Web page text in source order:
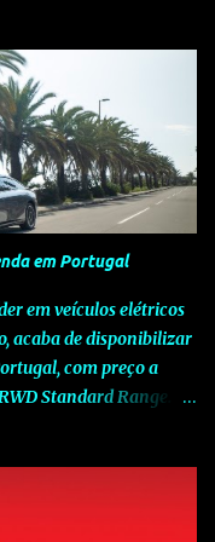
em Portugal
em veículos elétricos
acaba de disponibilizar
com preço a
Standard Range.
automóvel evolui da
baseada na